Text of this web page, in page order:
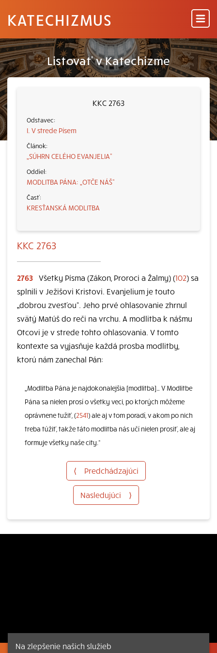
KATECHIZMUS
Listovať v Katechizme
KKC 2763
I. V strede Písem
„SÚHRN CELÉHO EVANJELIA“
MODLITBA PÁNA: „OTČE NÁŠ“
KRESŤANSKÁ MODLITBA
KKC 2763
2763 Všetky Písma (Zákon, Proroci a Žalmy) (102) sa
splnili v Ježišovi Kristovi. Evanjelium je touto
„dobrou zvesťou“. Jeho prvé ohlasovanie zhrnul
svätý Matúš do reči na vrchu. A modlitba k nášmu
Otcovi je v strede tohto ohlasovania. V tomto
kontexte sa vyjasňuje každá prosba modlitby,
ktorú nám zanechal Pán:
„Modlitba Pána je najdokonalejšia [modlitba]… V Modlitbe
Pána sa nielen prosí o všetky veci, po ktorých môžeme
oprávnene tužiť, (2541) ale aj v tom poradí, v akom po nich
treba túžiť, takže táto modlitba nás učí nielen prosiť, ale aj
formuje všetky naše city.“
⟨ Predchádzajúci
Nasledujúci ⟩
Na zlepšenie našich služieb